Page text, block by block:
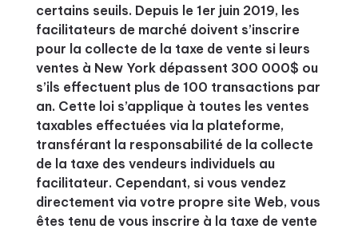
certains seuils. Depuis le 1er juin 2019, les
facilitateurs de marché doivent s’inscrire
pour la collecte de la taxe de vente si leurs
ventes à New York dépassent 300 000$ ou
s’ils effectuent plus de 100 transactions par
an. Cette loi s’applique à toutes les ventes
taxables effectuées via la plateforme,
transférant la responsabilité de la collecte
de la taxe des vendeurs individuels au
facilitateur. Cependant, si vous vendez
directement via votre propre site Web, vous
êtes tenu de vous inscrire à la taxe de vente